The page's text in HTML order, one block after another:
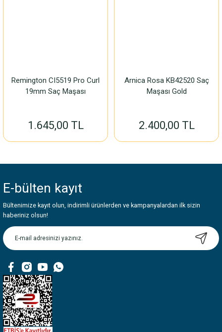
Remington CI5519 Pro Curl
19mm Saç Maşası
1.645,00 TL
Arnica Rosa KB42520 Saç
Maşası Gold
2.400,00 TL
E-bülten kayıt
Bültenimize kayıt olun, indirimli ürünlerden ve kampanyalardan ilk sizin
haberiniz olsun!